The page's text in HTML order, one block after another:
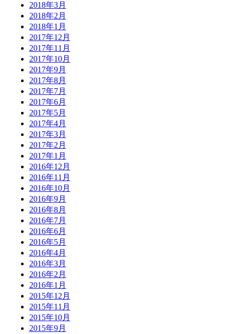
2018年3月
2018年2月
2018年1月
2017年12月
2017年11月
2017年10月
2017年9月
2017年8月
2017年7月
2017年6月
2017年5月
2017年4月
2017年3月
2017年2月
2017年1月
2016年12月
2016年11月
2016年10月
2016年9月
2016年8月
2016年7月
2016年6月
2016年5月
2016年4月
2016年3月
2016年2月
2016年1月
2015年12月
2015年11月
2015年10月
2015年9月